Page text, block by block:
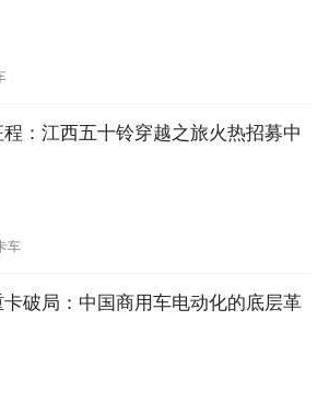
：江西五十铃穿越之旅火热招募中
车
破局：中国商用车电动化的底层革